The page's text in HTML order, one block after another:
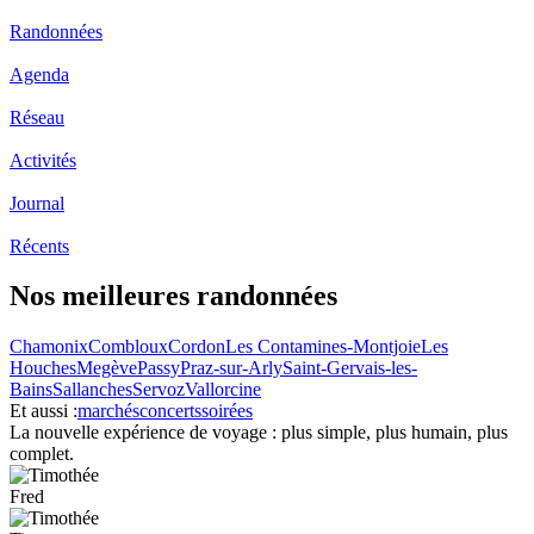
Randonnées
Agenda
Réseau
Activités
Journal
Récents
Nos meilleures randonnées
ChamonixComblouxCordonLes Contamines-MontjoieLes
HouchesMegèvePassyPraz-sur-ArlySaint-Gervais-les-
BainsSallanchesServozVallorcine
Et aussi :marchésconcertssoirées
La nouvelle expérience de voyage : plus simple, plus humain, plus
complet.
Fred